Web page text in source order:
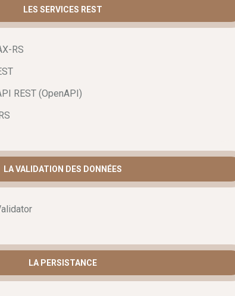
LES SERVICES REST
RS
REST (OpenAPI)
LA VALIDATION DES DONNÉES
LA PERSISTANCE